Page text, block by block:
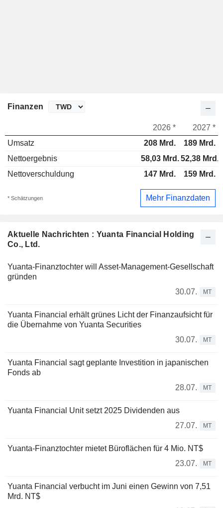
Aktuelle Nachrichten : Yuanta Financial Holding
Co., Ltd.
Yuanta-Finanztochter will Asset-Management-Gesellschaft
gründen
30.07.
MT
Yuanta Financial erhält grünes Licht der Finanzaufsicht für
die Übernahme von Yuanta Securities
30.07.
MT
Yuanta Financial sagt geplante Investition in japanischen
Fonds ab
28.07.
MT
Yuanta Financial Unit setzt 2025 Dividenden aus
27.07.
MT
Yuanta-Finanztochter mietet Büroflächen für 4 Mio. NT$
23.07.
MT
Yuanta Financial verbucht im Juni einen Gewinn von 7,51
Mrd. NT$
Finanzen
2026 *
2027 *
Umsatz
208 Mrd.
189 Mrd.
Nettoergebnis
58,03 Mrd.52,38 Mrd.
Nettoverschuldung
147 Mrd. 159 Mrd.
* Schätzungen Mehr Finanzdaten